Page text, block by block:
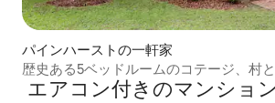
パインハーストの一軒家
歴史ある5ベッドルームのコテージ、村
歩！
エアコン付きのマンショ